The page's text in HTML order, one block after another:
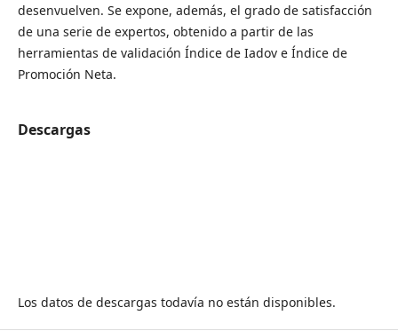
desenvuelven. Se expone, además, el grado de satisfacción
de una serie de expertos, obtenido a partir de las
herramientas de validación Índice de Iadov e Índice de
Promoción Neta.
Descargas
Los datos de descargas todavía no están disponibles.